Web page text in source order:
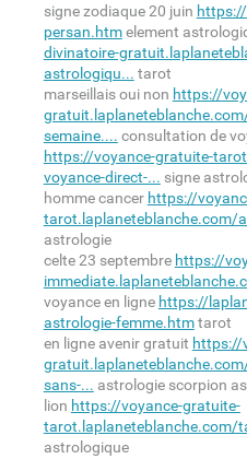
signe zodiaque 20 juin
persan.htmelement
divinatoire-
astrologiqu... tarot
marseillais oui non https://
semaine.... consultation de
https://voyance-gratuite-
voyance-direct-... signe
homme cancer https://
tarot.laplaneteblanche.com/
astrologie
celte 23 septembre https://
voyance en ligne https://
astrologie-femme.htmtarot
en ligne avenir gratuit https://
sans-... astrologie scorpion
lion https://voyance-gratuite-
tarot.laplaneteblanche.com/
astrologique